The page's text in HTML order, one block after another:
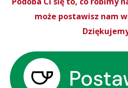
może postawisz nam